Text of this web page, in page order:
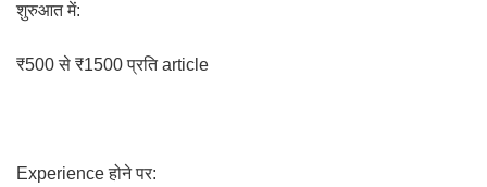
शुरुआत में:
₹500 से ₹1500 प्रति article
Experience होने पर: